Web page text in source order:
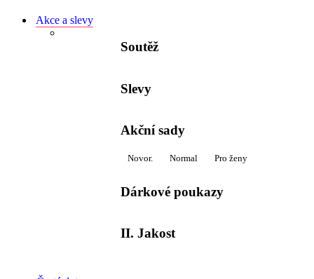
Akce a slevy
Soutěž
Slevy
Akční sady
Novor. Normal Pro ženy
Dárkové poukazy
II. Jakost